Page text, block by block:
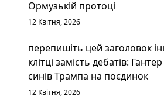
Ормузькій протоці
12 Квітня, 2026
перепишіть цей заголовок
клітці замість дебатів:
синів Трампа на поєдинок
12 Квітня, 2026